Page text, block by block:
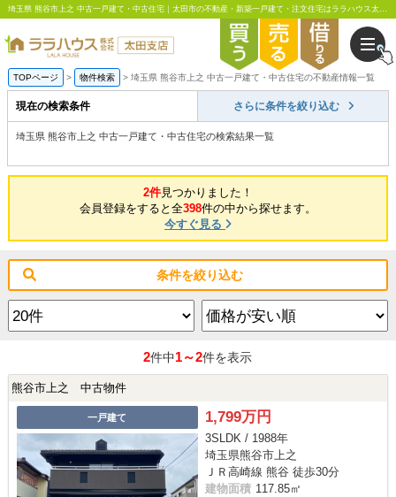
埼玉県 熊谷市上之 中古一戸建て・中古住宅｜太田市の不動産・新築一戸建て・注文住宅はララハウス太田支店
TOPページ 物件検索 埼玉県 熊谷市上之 中古一戸建て・中古住宅の不動産情報一覧
現在の検索条件 さらに条件を絞り込む
埼玉県 熊谷市上之 中古一戸建て・中古住宅の検索結果一覧
2件見つかりました！
会員登録をすると全398件の中から探せます。
今すぐ見る
条件を絞り込む
2件中1～2件を表示
熊谷市上之 中古物件
一戸建て 1,799万円
3SLDK / 1988年
埼玉県熊谷市上之
ＪＲ高崎線 熊谷 徒歩30分
建物面積 117.85㎡